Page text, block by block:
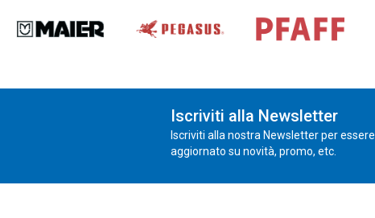
Iscriviti alla Newsletter
Iscriviti alla nostra Newsletter per essere
aggiornato su novità, promo, etc.